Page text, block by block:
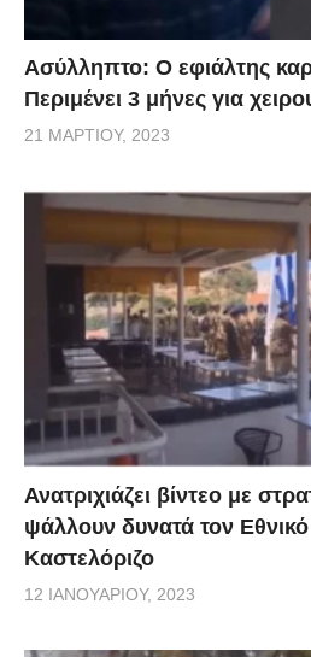
Ασύλληπτο: Ο εφιάλτης
Περιμένει 3 μήνες για
21 ΜΑΡΤΊΟΥ, 2023
Ανατριχιάζει βίντεο με
ψάλλουν δυνατά τον
Καστελόριζο
12 ΙΑΝΟΥΑΡΊΟΥ, 2023